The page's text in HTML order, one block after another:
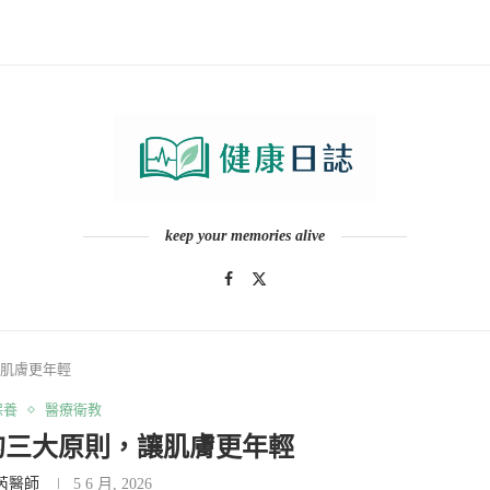
keep your memories alive
膚更年輕
養 醫療衛教
大原則，讓肌膚更年輕
醫師 5 6 月, 2026